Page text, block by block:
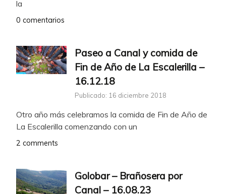
la
0 comentarios
Paseo a Canal y comida de
Fin de Año de La Escalerilla –
16.12.18
Publicado: 16 diciembre 2018
Otro año más celebramos la comida de Fin de Año de
La Escalerilla comenzando con un
2 comments
Golobar – Brañosera por
Canal – 16.08.23